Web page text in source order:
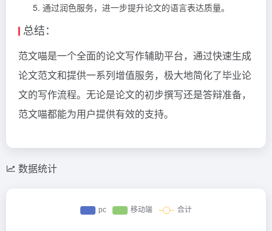
通过润色服务，进一步提升论文的语言表达质量。
总结：
范文喵是一个全面的论文写作辅助平台，通过快速生成
论文范文和提供一系列增值服务，极大地简化了毕业论
文的写作流程。无论是论文的初步撰写还是答辩准备，
范文喵都能为用户提供有效的支持。
数据统计